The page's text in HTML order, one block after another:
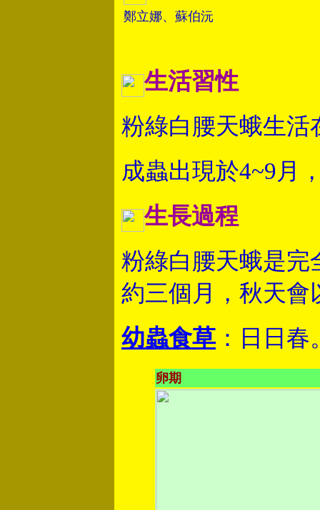
鄭立娜、蘇伯沅
生活習性
粉綠白腰天蛾生活
成蟲出現於4~9月
生長過程
粉綠白腰天蛾是完
約三個月，秋天會
幼蟲食草 ：日日春
卵期